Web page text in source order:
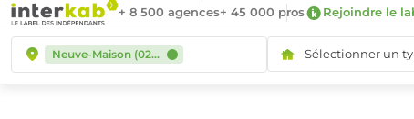
+ 8 500 agences+ 45 000 pros Rejoindre le
Neuve-Maison (02500) Sélectionner un